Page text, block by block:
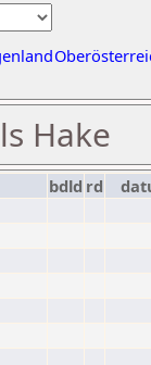
Hake
bdld rd